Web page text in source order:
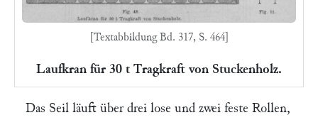
[Textabbildung Bd. 317, S. 464]
Laufkran für 30 t Tragkraft von Stuckenholz.
Das Seil läuft über drei lose und zwei feste Rollen,